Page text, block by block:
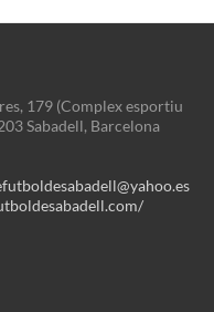
179 (Complex esportiu
Sabadell, Barcelona